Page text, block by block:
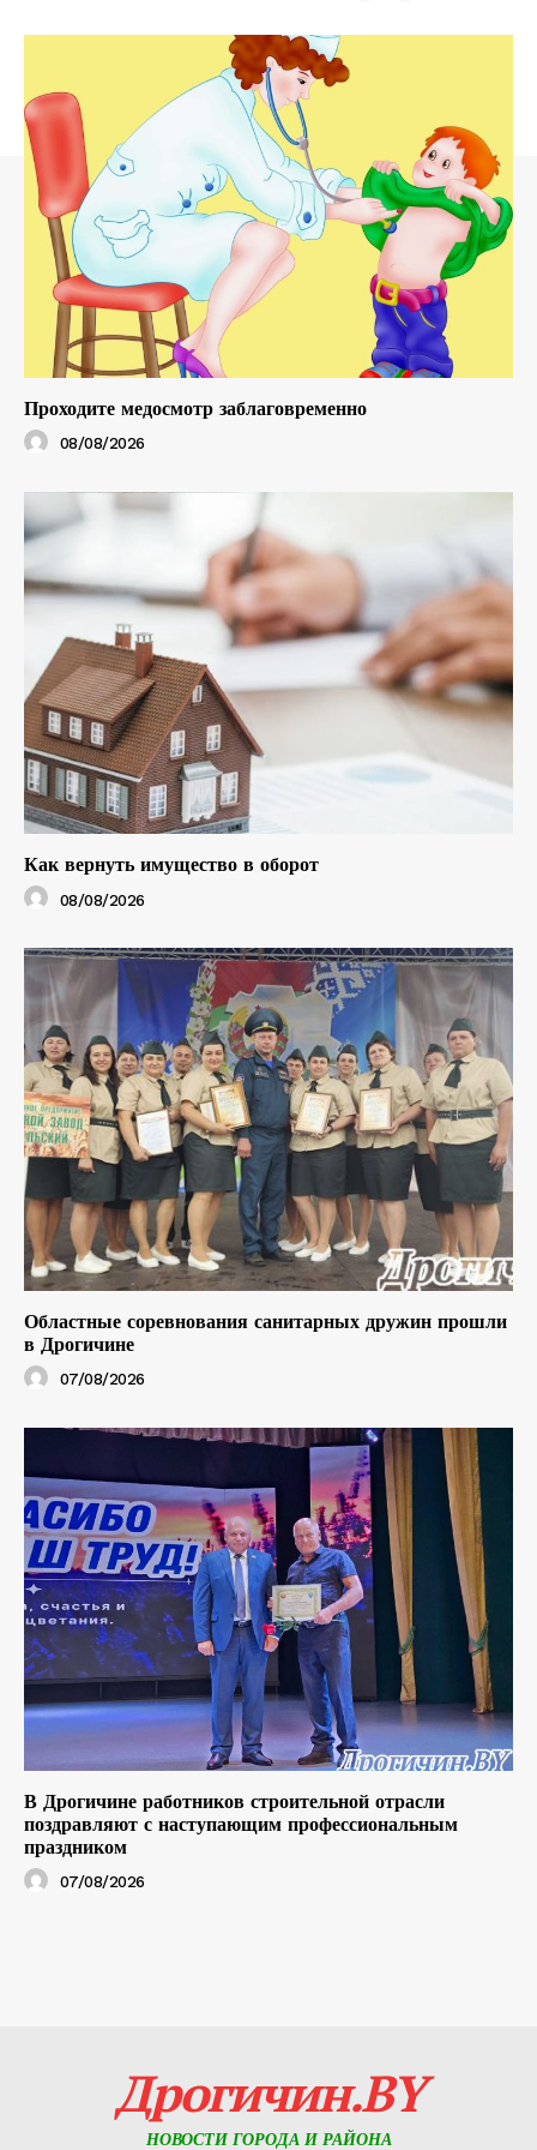
Проходите медосмотр заблаговременно
08/08/2026
Как вернуть имущество в оборот
08/08/2026
Областные соревнования санитарных дружин прошли
в Дрогичине
07/08/2026
В Дрогичине работников строительной отрасли
поздравляют с наступающим профессиональным
праздником
07/08/2026
Дрогичин.BY
НОВОСТИ ГОРОДА И РАЙОНА